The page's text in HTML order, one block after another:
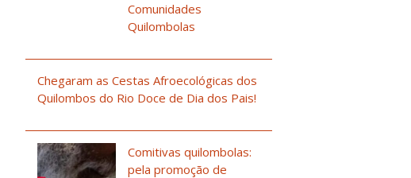
Comunidades
Quilombolas
Chegaram as Cestas Afroecológicas dos
Quilombos do Rio Doce de Dia dos Pais!
Comitivas quilombolas:
pela promoção de